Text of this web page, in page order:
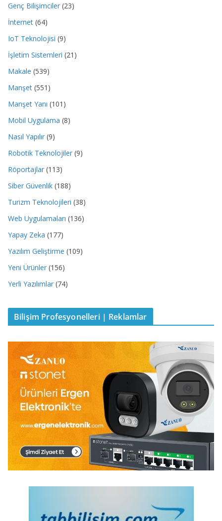
Genç Bilişimciler (23)
İnternet (64)
IoT Teknolojisi (9)
İşletim Sistemleri (21)
Makale (539)
Manşet (551)
Manşet Yanı (101)
Mobil Uygulama (8)
Nasıl Yapılır (9)
Robotik Teknolojiler (9)
Röportajlar (113)
Siber Güvenlik (188)
Turizm Teknolojileri (38)
Web Uygulamaları (136)
Yapay Zeka (177)
Yazılım Geliştirme (109)
Yeni Ürünler (156)
Yerli Yazılımlar (74)
Bilişim Profesyonelleri | Reklamlar